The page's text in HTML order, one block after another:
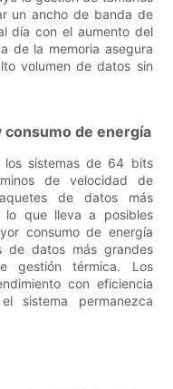
un ancho de banda de
día con el aumento del
de la memoria asegura
volumen de datos sin
de energía
sistemas de 64 bits
de velocidad de
de datos más
lo que lleva a posibles
consumo de energía
de datos más grandes
gestión térmica. Los
con eficiencia
sistema permanezca